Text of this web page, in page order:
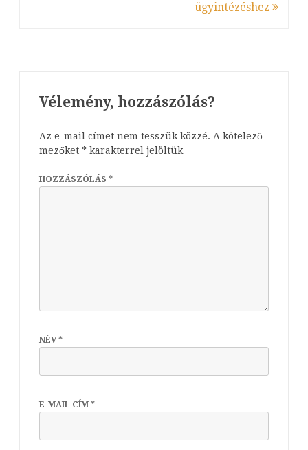
ügyintézéshez
Vélemény, hozzászólás?
Az e-mail címet nem tesszük közzé. A kötelező
mezőket * karakterrel jelöltük
HOZZÁSZÓLÁS *
NÉV*
E-MAIL CÍM *